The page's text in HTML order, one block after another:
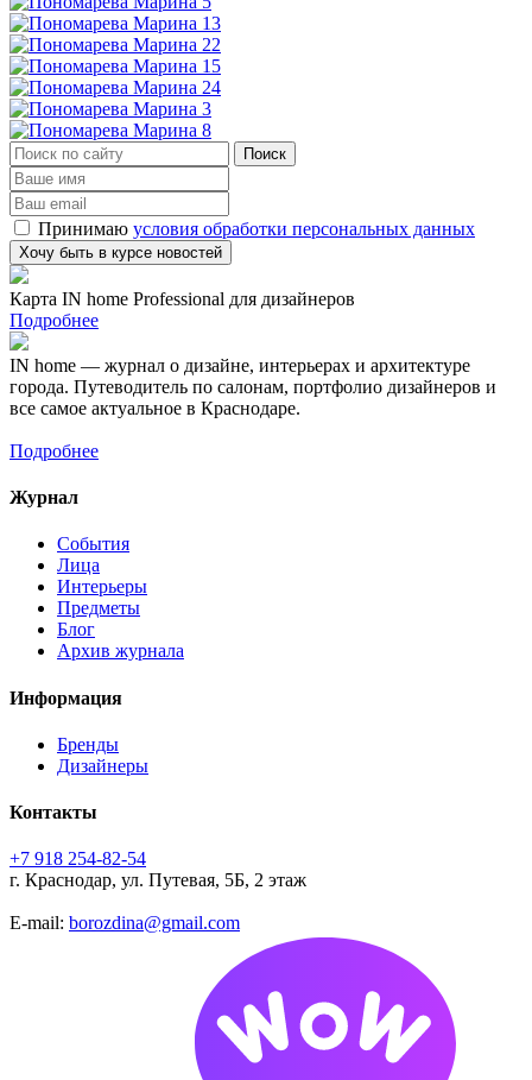
Принимаю условия обработки персональных данных
Карта IN home Professional для дизайнеров
Подробнее
IN home — журнал о дизайне, интерьерах и архитектуре
города. Путеводитель по салонам, портфолио дизайнеров и
все самое актуальное в Краснодаре.
Подробнее
Журнал
События
Лица
Интерьеры
Предметы
Блог
Архив журнала
Информация
Бренды
Дизайнеры
Контакты
+7 918 254-82-54
г. Краснодар, ул. Путевая, 5Б, 2 этаж
E-mail: borozdina@gmail.com